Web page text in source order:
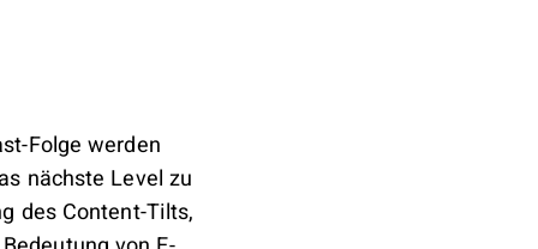
Folge werden
nächste Level zu
des Content-Tilts,